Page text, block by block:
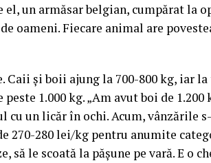
un armăsar belgian, cumpărat la
oameni. Fiecare animal are
și boii ajung la 700-800 kg, iar
1.000 kg. „Am avut boi de
cu un licăr în ochi. Acum, vânzările
270-280 lei/kg pentru anumite
le scoată la pășune pe vară. E o